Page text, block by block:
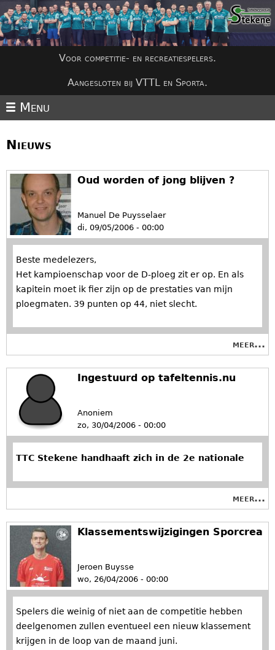
Jump to navigation
Voor competitie- en recreatiespelers.
Aangesloten bij VTTL en Sporta.
Menu
Nieuws
Oud worden of jong blijven ?
Manuel De Puysselaer
di, 09/05/2006 - 00:00
Beste medelezers,
Het kampioenschap voor de D-ploeg zit er op. En als
kapitein moet ik fier zijn op de prestaties van mijn
ploegmaten. 39 punten op 44, niet slecht.
meer...
Ingestuurd op tafeltennis.nu
Anoniem
zo, 30/04/2006 - 00:00
TTC Stekene handhaaft zich in de 2e nationale
meer...
Klassementswijzigingen Sporcrea
Jeroen Buysse
wo, 26/04/2006 - 00:00
Spelers die weinig of niet aan de competitie hebben
deelgenomen zullen eventueel een nieuw klassement
krijgen in de loop van de maand juni.